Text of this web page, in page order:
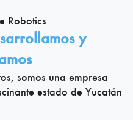
Robotics
y
somos una empresa
estado de Yucatán